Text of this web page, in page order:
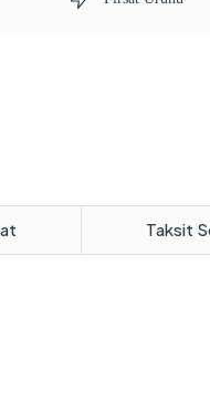
Taksit